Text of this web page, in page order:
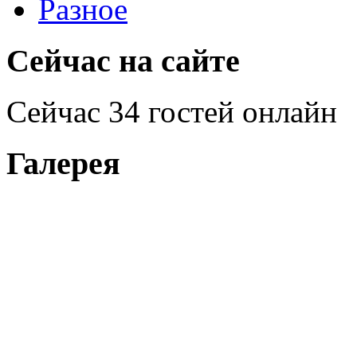
Разное
Сейчас на сайте
Сейчас 34 гостей онлайн
Галерея